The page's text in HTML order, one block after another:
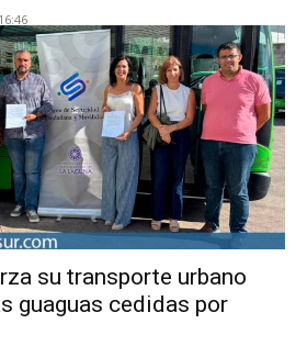
su transporte urbano
guaguas cedidas por